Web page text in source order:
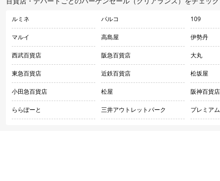
ルミネ パルコ 109
マルイ 高島屋 伊勢丹
西武百貨店 阪急百貨店 大丸
東急百貨店 近鉄百貨店 松坂屋
小田急百貨店 松屋 阪神百貨店
ららぽーと 三井アウトレットパーク プレミア